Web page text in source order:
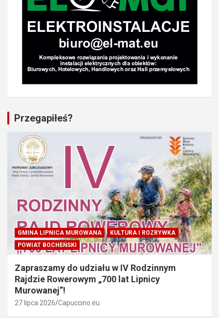
Przegapiłeś?
GMINA LIPNICA MUROWANA
KULTURA I ROZRYWKA
POWIAT BOCHEŃSKI
Zapraszamy do udziału w IV Rodzinnym
Rajdzie Rowerowym „700 lat Lipnicy
Murowanej”!
27 lipca 2026 Capuccino.eu